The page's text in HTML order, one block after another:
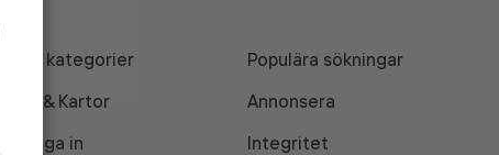
Alla kategorier
Populära sökningar
API & Kartor
Annonsera
Logga in
Integritet